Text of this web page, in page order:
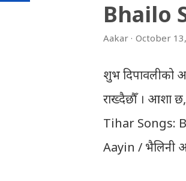
Bhailo
Aakar October
शुभ दिपावलीको
राख्दैछौँ । आशा
Tihar Songs:
Aayin / भैलिनी